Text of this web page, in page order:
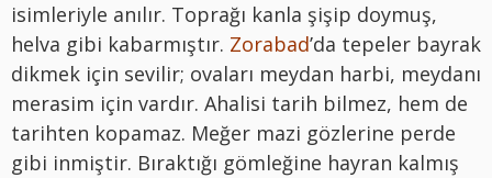
isimleriyle anılır. Toprağı kanla şişip doymuş,
helva gibi kabarmıştır. Zorabad’da tepeler bayrak
dikmek için sevilir; ovaları meydan harbi, meydanı
merasim için vardır. Ahalisi tarih bilmez, hem de
tarihten kopamaz. Meğer mazi gözlerine perde
gibi inmiştir. Bıraktığı gömleğine hayran kalmış